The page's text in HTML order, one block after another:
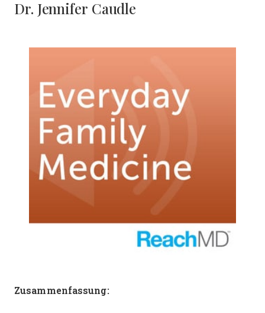
Dr. Jennifer Caudle
Zusammenfassung: